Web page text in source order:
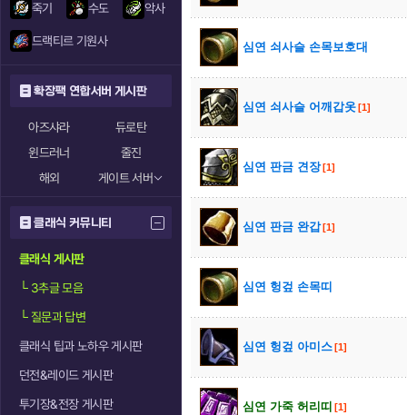
죽기 수도 악사
드랙티르 기원사
확장팩 연합서버 게시판
아즈샤라
듀로탄
윈드러너
줄진
해외
게이트 서버
클래식 커뮤니티
클래식 게시판
└3추글 모음
└질문과 답변
클래식 팁과 노하우 게시판
던전&레이드 게시판
투기장&전장 게시판
심연 쇠사슬 손목보호대
심연 쇠사슬 어깨갑옷[1]
심연 판금 견장[1]
심연 판금 완갑[1]
심연 헝겊 손목띠
심연 헝겊 아미스[1]
심연 가죽 허리띠 [1]